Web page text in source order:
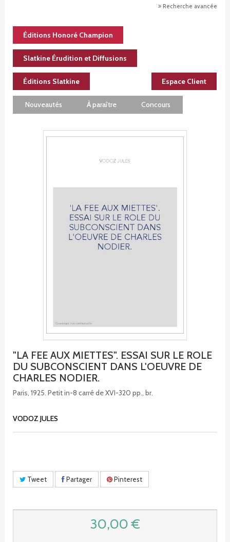
Recherche avancée
Éditions Honoré Champion
Slatkine Érudition et Diffusions
Éditions Slatkine Espace Client
Nouveautés À paraître Concours
"LA FEE AUX MIETTES". ESSAI SUR LE ROLE
DU SUBCONSCIENT DANS L'OEUVRE DE
CHARLES NODIER.
Paris, 1925. Petit in-8 carré de XVI-320 pp., br.
VODOZ JULES
Tweet Partager Pinterest
30,00 €